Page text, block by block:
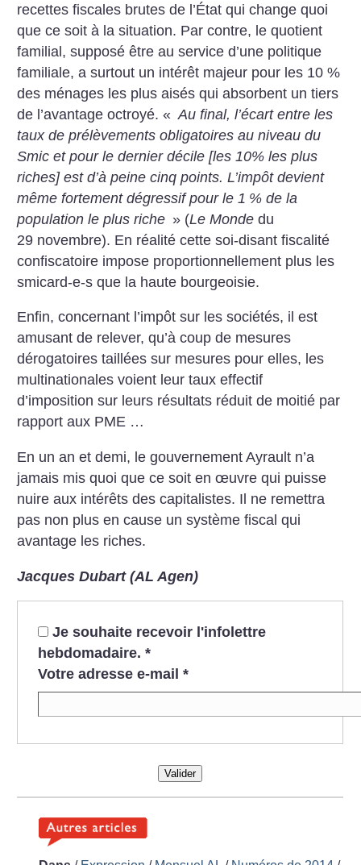
recettes fiscales brutes de l’État qui change quoi
que ce soit à la situation. Par contre, le quotient
familial, supposé être au service d’une politique
familiale, a surtout un intérêt majeur pour les 10 %
des ménages les plus aisés qui absorbent un tiers
de l’avantage octroyé. « Au final, l’écart entre les
taux de prélèvements obligatoires au niveau du
Smic et pour le dernier décile [les 10% les plus
riches] est d’à peine cinq points. L’impôt devient
même fortement dégressif pour le 1 % de la
population le plus riche » (Le Monde du
29 novembre). En réalité cette soi-disant fiscalité
confiscatoire impose proportionnellement plus les
smicard-e-s que la haute bourgeoisie.
Enfin, concernant l’impôt sur les sociétés, il est
amusant de relever, qu’à coup de mesures
dérogatoires taillées sur mesures pour elles, les
multinationales voient leur taux effectif
d’imposition sur leurs résultats réduit de moitié par
rapport aux PME …
En un an et demi, le gouvernement Ayrault n’a
jamais mis quoi que ce soit en œuvre qui puisse
nuire aux intérêts des capitalistes. Il ne remettra
pas non plus en cause un système fiscal qui
avantage les riches.
Jacques Dubart (AL Agen)
Je souhaite recevoir l'infolettre
hebdomadaire. *
Votre adresse e-mail *
Valider